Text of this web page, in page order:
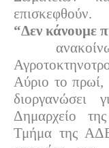
επισκεφθούν.
“Δεν κάνουμε
Αύριο το πρωί,
Δημαρχείο
Τμήμα της